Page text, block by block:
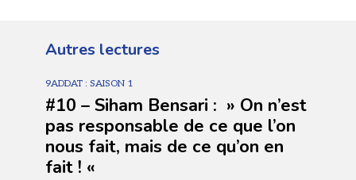
Autres lectures
9ADDAT : SAISON 1
#10 – Siham Bensari : » On n’est
pas responsable de ce que l’on
nous fait, mais de ce qu’on en
fait ! «